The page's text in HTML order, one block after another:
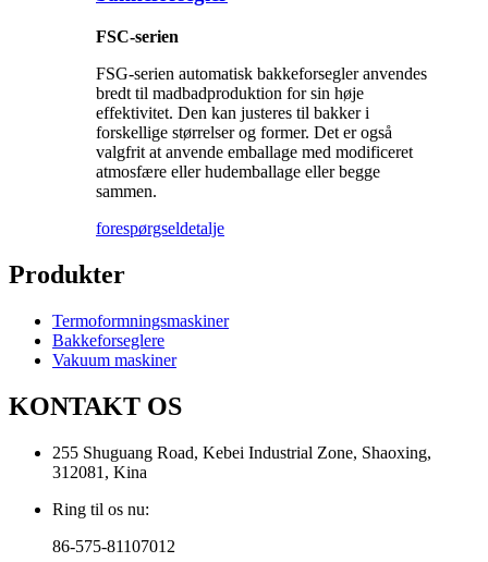
FSC-serien
FSG-serien automatisk bakkeforsegler anvendes
bredt til madbadproduktion for sin høje
effektivitet. Den kan justeres til bakker i
forskellige størrelser og former. Det er også
valgfrit at anvende emballage med modificeret
atmosfære eller hudemballage eller begge
sammen.
forespørgseldetalje
Produkter
Termoformningsmaskiner
Bakkeforseglere
Vakuum maskiner
KONTAKT OS
255 Shuguang Road, Kebei Industrial Zone, Shaoxing,
312081, Kina
Ring til os nu:
86-575-81107012